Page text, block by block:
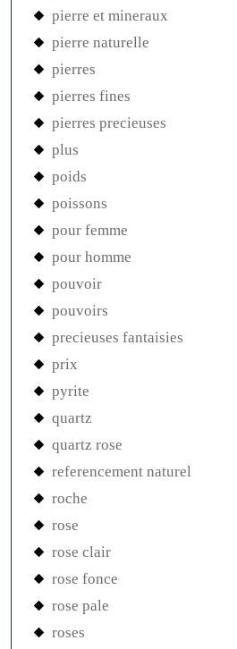
pierre et mineraux
pierre naturelle
pierres
pierres fines
pierres precieuses
plus
poids
poissons
pour femme
pour homme
pouvoir
pouvoirs
precieuses fantaisies
prix
pyrite
quartz
quartz rose
referencement naturel
roche
rose
rose clair
rose fonce
rose pale
roses